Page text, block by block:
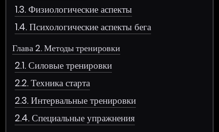
1.3. Физиологические аспекты
1.4. Психологические аспекты бега
Глава 2. Методы тренировки
2.1. Силовые тренировки
2.2. Техника старта
2.3. Интервальные тренировки
2.4. Специальные упражнения